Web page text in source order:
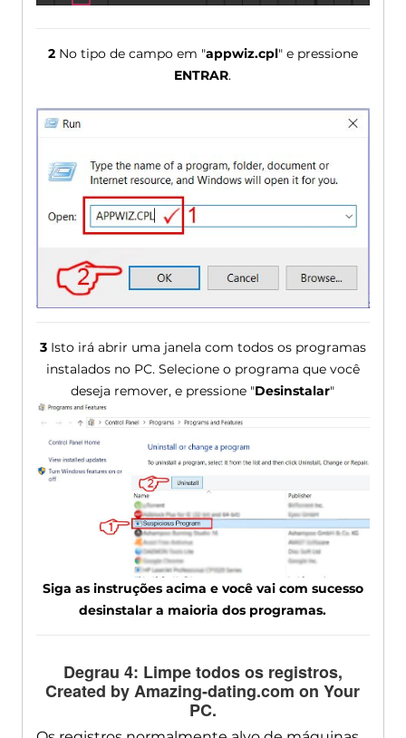
2No tipo de campo em "appwiz.cpl" e pressione
ENTRAR.
3Isto irá abrir uma janela com todos os programas
instalados no PC. Selecione o programa que você
deseja remover, e pressione "Desinstalar"
Siga as instruções acima e você vai com sucesso
desinstalar a maioria dos programas.
Degrau 4: Limpe todos os registros,
Created by Amazing-dating.com on Your
PC.